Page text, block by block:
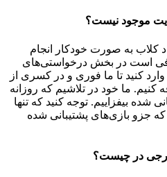
موجود نیست؟
کلاب به صورت خودکار انجام
است در بخش درخواستی‌های
کنید تا ما فوری و در کسری از
کنیم. ما خود در تلاشیم که روزانه
شده بیفزاییم. توجه کنید که تنها
که جزو بازی‌های پشتیبانی شده
در چیست؟